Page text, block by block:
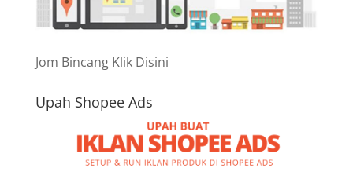
Jom Bincang Klik Disini
Upah Shopee Ads